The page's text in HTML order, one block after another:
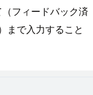
フィードバック済
まで入力すること